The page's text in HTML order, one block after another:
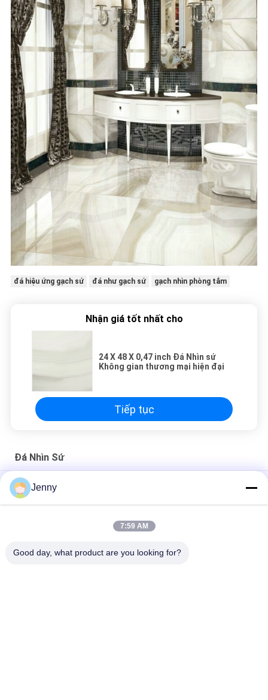
đá hiệu ứng gạch sứ đá như gạch sứ gạch nhìn phòng tắm
Nhận giá tốt nhất cho
24 X 48 X 0,47 inch Đá Nhìn sứ
Không gian thương mại hiện đại
Tiếp tục
Đá Nhìn Sứ
Gạch ngoài trời Nhìn sứ / Ngói sứ kháng axit
30 X 60 CM Đá sa thạch Nhìn sứ Gạch tráng men Hỗ trợ vật
Jenny
7:59 AM
Good day, what product are you looking for?